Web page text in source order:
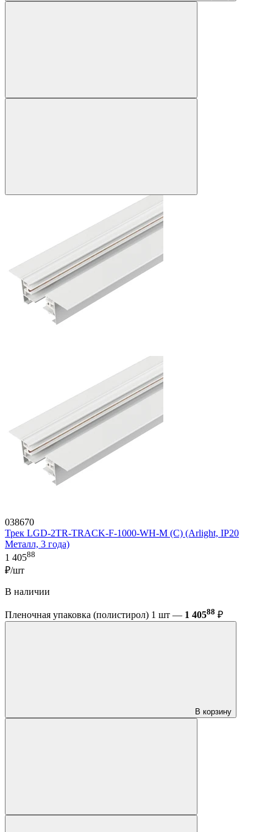
038670
Трек LGD-2TR-TRACK-F-1000-WH-M (C) (Arlight, IP20
Металл, 3 года)
1 40588
₽/шт
В наличии
Пленочная упаковка (полистирол) 1 шт — 1 40588 ₽
В корзину